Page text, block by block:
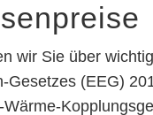
wir Sie über
Gesetzes (EEG)